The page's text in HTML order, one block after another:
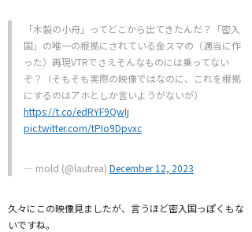
「木製の小舟」ってどこから出てきたんだ？「密入
国」の唯一の根拠にされている金スマの（適当に作
った）再現VTRでさえそんなものには乗ってない
ぞ？（そもそも実際の映像ではなのに、これを根拠
にするのはアホとしか言いようがないが）
https://t.co/edRYF9QwIj
pic.twitter.com/tPIo9Dpvxc
— mold (@lautrea) December 12, 2023
久々にこの映像見ましたが、言うほど密入国っぽくもな
いですね。